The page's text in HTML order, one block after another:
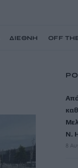
ΔΙΕΘΝΗ OFF
Ν.
8